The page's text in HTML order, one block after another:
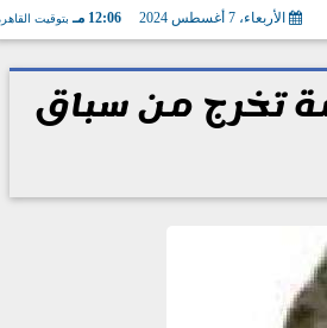
الأربعاء، 7 أغسطس 2024 12:06 مـ بتوقيت
تخرج من سباق